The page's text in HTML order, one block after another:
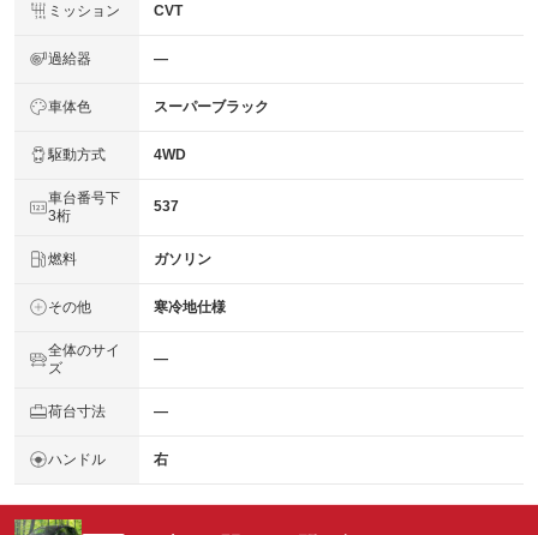
ミッション CVT
過給器 ―
車体色 スーパーブラック
駆動方式 4WD
車台番号下
3桁
537
燃料 ガソリン
その他 寒冷地仕様
全体のサイ
ズ
―
荷台寸法 ―
ハンドル 右